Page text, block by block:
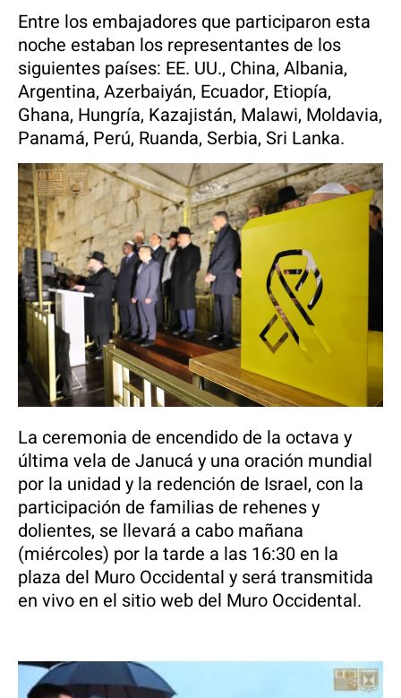
Entre los embajadores que participaron esta
noche estaban los representantes de los
siguientes países: EE. UU., China, Albania,
Argentina, Azerbaiyán, Ecuador, Etiopía,
Ghana, Hungría, Kazajistán, Malawi, Moldavia,
Panamá, Perú, Ruanda, Serbia, Sri Lanka.
La ceremonia de encendido de la octava y
última vela de Janucá y una oración mundial
por la unidad y la redención de Israel, con la
participación de familias de rehenes y
dolientes, se llevará a cabo mañana
(miércoles) por la tarde a las 16:30 en la
plaza del Muro Occidental y será transmitida
en vivo en el sitio web del Muro Occidental.